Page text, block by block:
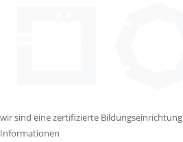
wir sind eine zertifizierte Bildungseinrichtung
Informationen